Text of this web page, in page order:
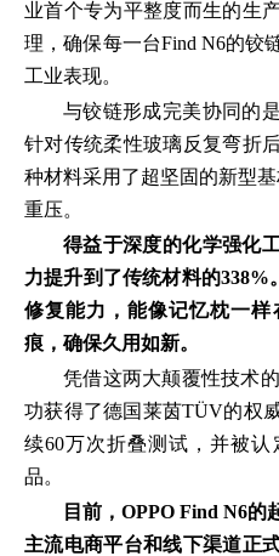
业首个专为平整度而生的生
理，确保每一台Find N6的铰
工业表现。
与铰链形成完美协同的
针对传统柔性玻璃反复弯折
种材料采用了超坚固的新型
重压。
得益于深度的化学强化
力提升到了传统材料的338%
修复能力，能像记忆枕一
痕，确保久用如新。
凭借这两大颠覆性技术
功获得了德国莱茵TÜV的权
续60万次折叠测试，并被
品。
目前，OPPO Find N6的
主流电商平台和线下渠道正